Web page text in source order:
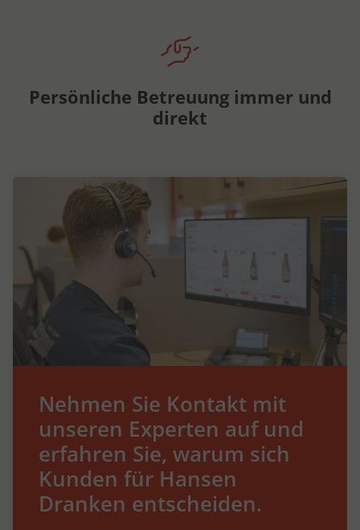
Persönliche Betreuung immer und
direkt
Nehmen Sie Kontakt mit
unseren Experten auf und
erfahren Sie, warum sich
Kunden für Hansen
Dranken entscheiden.